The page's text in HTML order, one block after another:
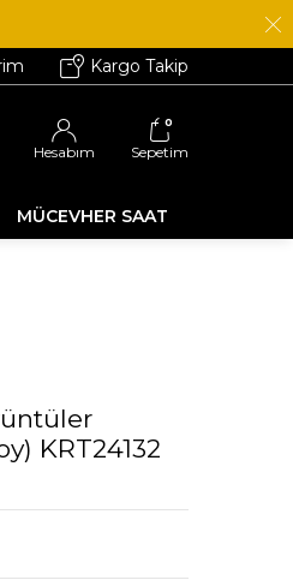
Kargo Takip
Hesabım
0
Sepetim
MÜCEVHER SAAT
KRT24132